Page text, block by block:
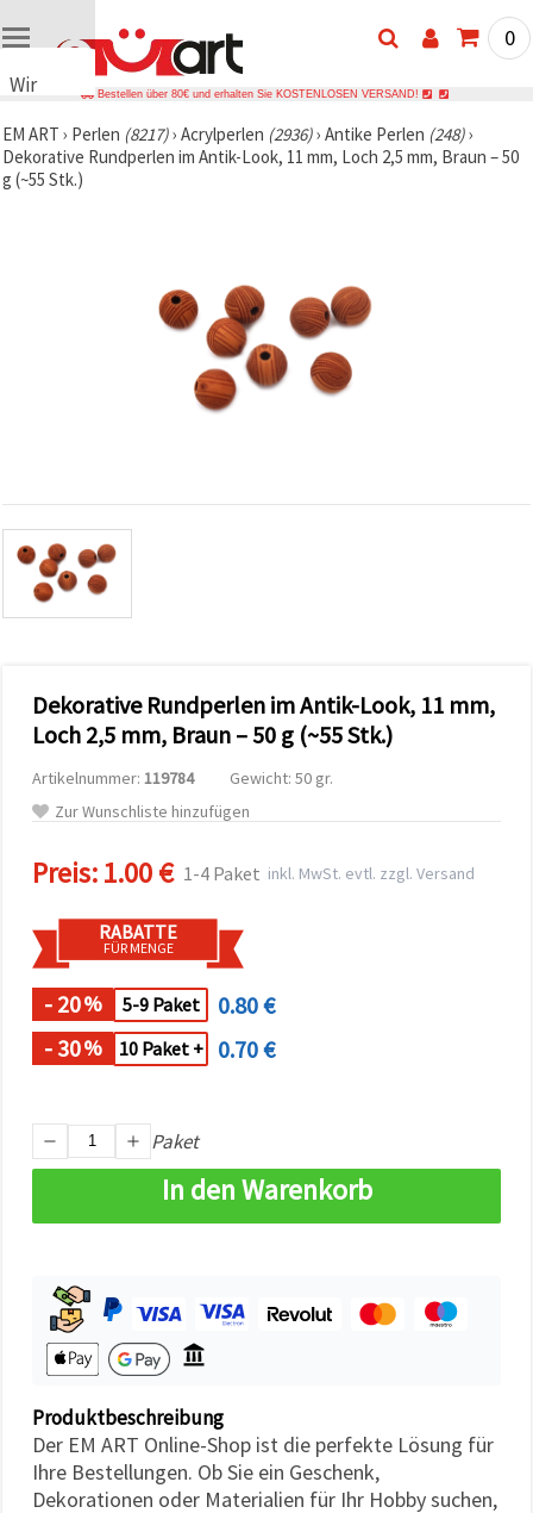
Wir
Cookies
🍪 Wir
verwenden
Datenverkehr
zu
analysieren
sowie
relevantere
Unterstützung
Partner für
und
Sie können
Cookies
akzeptieren,
oder Ihre
Auswahl in
individuell
festlegen.
Ihre
Einwilligung
Impressum
Richtlinie
Alle
akzeptieren
Cookie-
0
Bestellen über 80€ und erhalten Sie KOSTENLOSEN VERSAND!
EM ART › Perlen (8217)› Acrylperlen (2936)› Antike Perlen (248)›
Dekorative Rundperlen im Antik-Look, 11 mm, Loch 2,5 mm, Braun – 50
g (~55 Stk.)
Dekorative Rundperlen im Antik-Look, 11 mm,
Loch 2,5 mm, Braun – 50 g (~55 Stk.)
Artikelnummer: 119784
Gewicht: 50 gr.
Zur Wunschliste hinzufügen
Preis:1.00 € 1-4 Paket inkl. MwSt. evtl. zzgl. Versand
RABATTE
FÜR MENGE
- 20% 5-9 Paket
0.80 €
- 30% 10 Paket + 0.70 €
Paket
In den Warenkorb
Produktbeschreibung
Der EM ART Online-Shop ist die perfekte Lösung für
Ihre Bestellungen. Ob Sie ein Geschenk,
Dekorationen oder Materialien für Ihr Hobby suchen,